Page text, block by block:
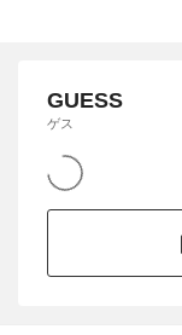
GUESS
ゲス